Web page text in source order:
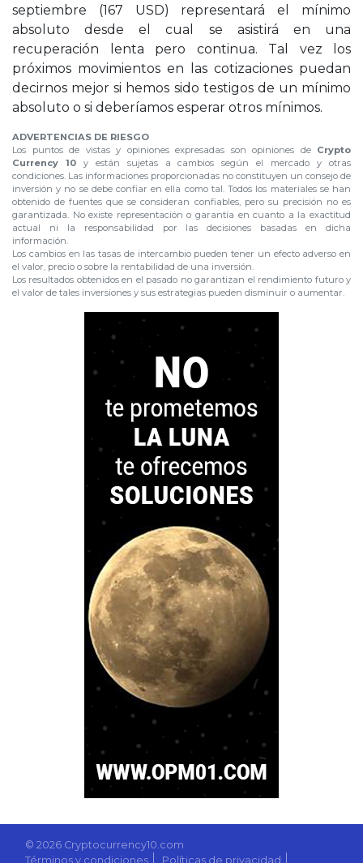
septiembre (167 USD) representará el mínimo
absoluto desde el cual se asistirá en una
recuperación lenta pero continua. Tal vez los
próximos movimientos en las cotizaciones puedan
decirnos mejor si hemos sido testigos de un mínimo
absoluto o si deberíamos esperar otros mínimos.
ADVERTENCIAS DE RIESGO
Los puntos de vistas y opiniones expresadas son opiniones de Crypto
Currency 10y están sujetas a cambios según el mercado y otras
condiciones. Las informaciones proporcionadas no constituyen un consejo de
inversión y no se debe confiar en ella como tal. Todos los materiales se han
obtenido de fuentes que se consideran confiables, pero su precisión no es
garantizada. No existe representación o garantía en cuanto a la exactitud
actual ni la responsabilidad por las decisiones basadas en dicha
información.
Los cambios en las tasas de intercambio pueden tener un efecto adverso en
el valor, precio o sobre la rentabilidad de una inversión.
Los resultados obtenidos en el pasado no garantizan el rendimiento futuro y
el valor de tales inversiones y sus estrategias pueden disminuir o aumentar.
© 2026 Cryptocurrency10.com
Términos y condiciones
Políticas de privacidad